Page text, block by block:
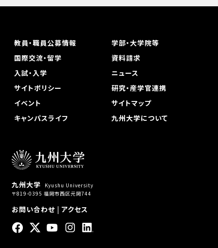
九州大学
Kyushu University
〒819-0395 福岡市西区元岡744
お問い合わせ| アクセス
教員・職員公募情報
学部・大学院等
国際交流・留学
資料請求
入試・入学
ニュース
サイトポリシー
研究・産学官連携
イベント
サイトマップ
キャンパスライフ
九州大学について